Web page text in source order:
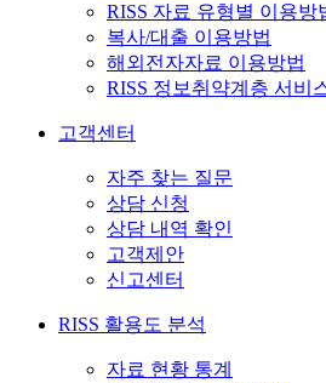
RISS 자료 유형별 이용방
복사/대출 이용방법
해외전자자료 이용방법
RISS 정보취약계층 서비
고객센터
자주 찾는 질문
상담 신청
상담 내역 확인
고객제안
신고센터
RISS 활용도 분석
자료 현황 통계